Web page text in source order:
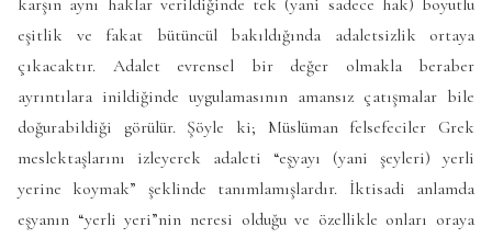
eşitlik ve fakat bütüncül bakıldığında adaletsizlik ortaya
çıkacaktır. Adalet evrensel bir değer olmakla beraber
ayrıntılara inildiğinde uygulamasının amansız çatışmalar bile
doğurabildiği görülür. Şöyle ki; Müslüman felsefeciler Grek
meslektaşlarını izleyerek adaleti “eşyayı (yani şeyleri) yerli
yerine koymak” şeklinde tanımlamışlardır. İktisadi anlamda
eşyanın “yerli yeri”nin neresi olduğu ve özellikle onları oraya